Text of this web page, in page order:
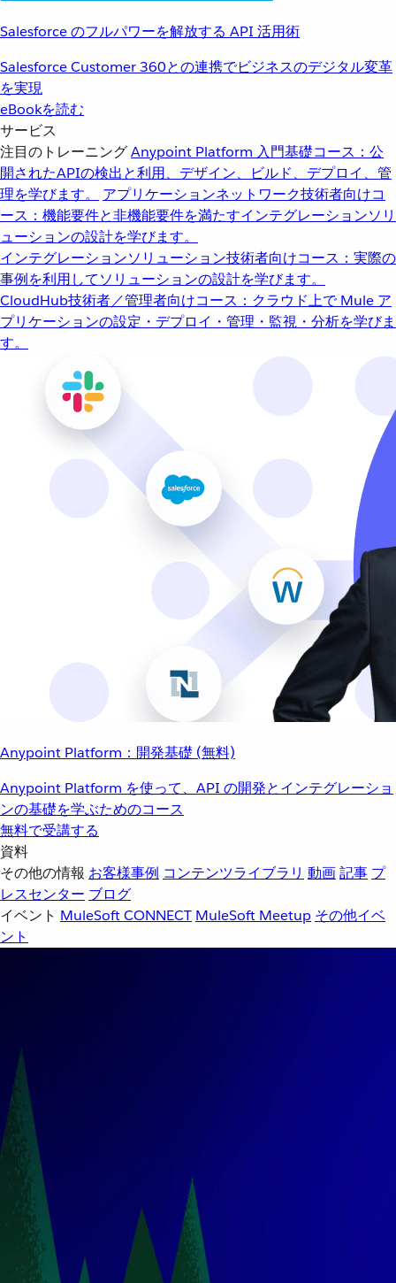
Salesforce のフルパワーを解放する API 活用術
Salesforce Customer 360との連携でビジネスのデジタル変革
を実現
eBookを読む
サービス
注目のトレーニングAnypoint Platform 入門基礎コース：公
開されたAPIの検出と利用、デザイン、ビルド、デプロイ、管
理を学びます。
アプリケーションネットワーク技術者向けコ
ース：機能要件と非機能要件を満たすインテグレーションソリ
ューションの設計を学びます。
インテグレーションソリューション技術者向けコース：実際の
事例を利用してソリューションの設計を学びます。
CloudHub技術者／管理者向けコース：クラウド上で Mule ア
プリケーションの設定・デプロイ・管理・監視・分析を学びま
す。
Anypoint Platform：開発基礎 (無料)
Anypoint Platform を使って、API の開発とインテグレーショ
ンの基礎を学ぶためのコース
無料で受講する
資料
その他の情報 お客様事例 コンテンツライブラリ 動画記事 プ
レスセンター ブログ
イベント MuleSoft CONNECT MuleSoft Meetup その他イベ
ント